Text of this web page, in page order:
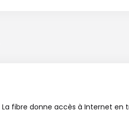
La fibre donne accès à Internet